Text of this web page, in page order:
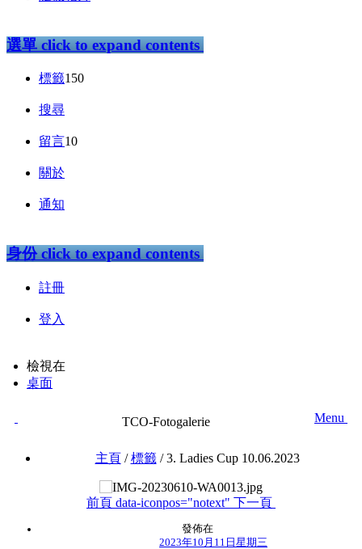
選單click to expand contents
標籤150
搜尋
留言10
關於
通知
身份click to expand contents
註冊
登入
檢視在
桌面
TCO-Fotogalerie Menu
主頁/標籤 /3. Ladies Cup 10.06.2023
前頁 data-iconpos="notext" 下一頁
發佈在
2023年10月11日星期三